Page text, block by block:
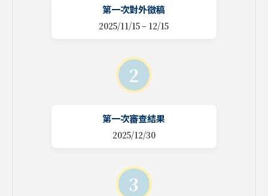
第一次對外徵稿
2025/11/15 – 12/15
2
第一次審查結果
2025/12/30
3